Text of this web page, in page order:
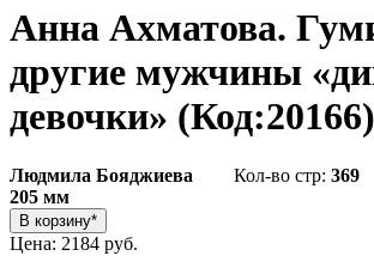
Анна Ахматова.
другие мужчины
девочки» (Код:20166)
Людмила Бояджиева Кол-во стр: 369
205 мм
Цена: 2184 руб.